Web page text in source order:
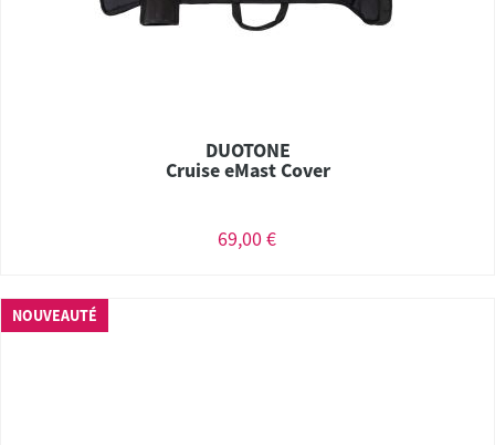
DUOTONE
Cruise eMast Cover
69,00 €
NOUVEAUTÉ